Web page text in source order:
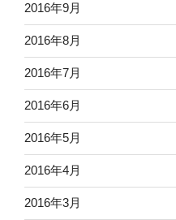
2016年9月
2016年8月
2016年7月
2016年6月
2016年5月
2016年4月
2016年3月